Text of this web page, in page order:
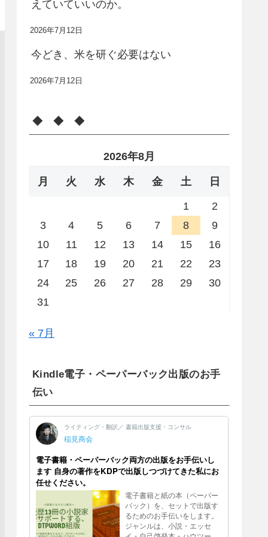
えていていいのか。
2026年7月12日
今どき、米を研ぐ必要はない
2026年7月12日
◆ ◆ ◆
2026年8月
月 火 水 木 金 土 日
1
2
3
4 5 6 7 8
9
10
11 12 13 14 15
16
17
18 19 20 21 22
23
24
25 26 27 28 29
30
31
« 7月
Kindle電子・ペーパーバック出版のお手
伝い